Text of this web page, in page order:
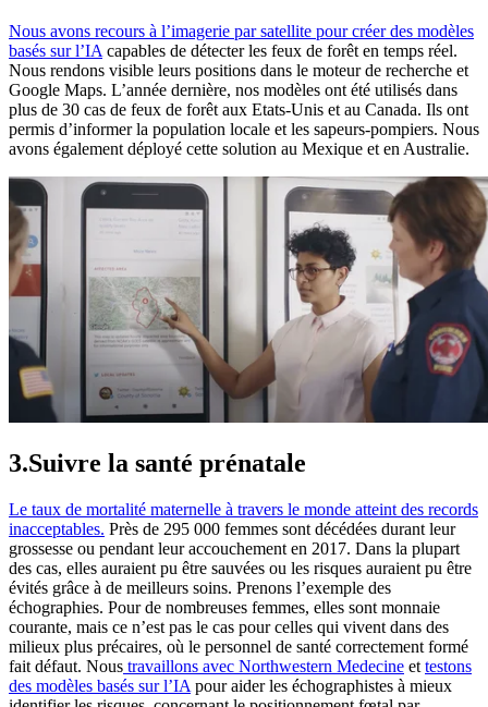
Nous avons recours à l’imagerie par satellite pour créer des modèles
basés sur l’IA capables de détecter les feux de forêt en temps réel.
Nous rendons visible leurs positions dans le moteur de recherche et
Google Maps. L’année dernière, nos modèles ont été utilisés dans
plus de 30 cas de feux de forêt aux Etats-Unis et au Canada. Ils ont
permis d’informer la population locale et les sapeurs-pompiers. Nous
avons également déployé cette solution au Mexique et en Australie.
3.Suivre la santé prénatale
Le taux de mortalité maternelle à travers le monde atteint des records
inacceptables. Près de 295 000 femmes sont décédées durant leur
grossesse ou pendant leur accouchement en 2017. Dans la plupart
des cas, elles auraient pu être sauvées ou les risques auraient pu être
évités grâce à de meilleurs soins. Prenons l’exemple des
échographies. Pour de nombreuses femmes, elles sont monnaie
courante, mais ce n’est pas le cas pour celles qui vivent dans des
milieux plus précaires, où le personnel de santé correctement formé
fait défaut. Nous travaillons avec Northwestern Medecine et testons
des modèles basés sur l’IA pour aider les échographistes à mieux